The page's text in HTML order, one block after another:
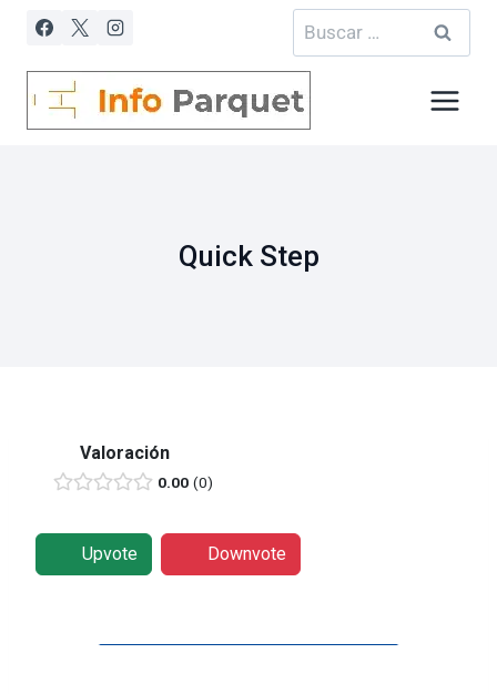
Saltar
contenido
Buscar:
Quick Step
Valoración
0.00 0
Upvote Downvote